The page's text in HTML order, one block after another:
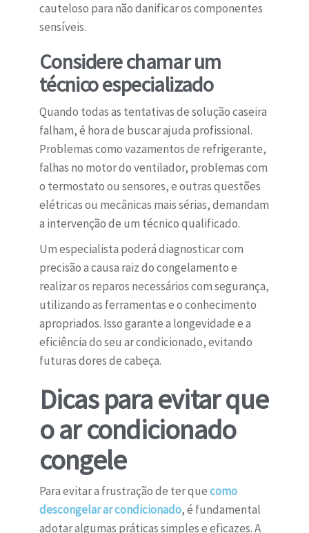
cauteloso para não danificar os componentes
sensíveis.
Considere chamar um
técnico especializado
Quando todas as tentativas de solução caseira
falham, é hora de buscar ajuda profissional.
Problemas como vazamentos de refrigerante,
falhas no motor do ventilador, problemas com
o termostato ou sensores, e outras questões
elétricas ou mecânicas mais sérias, demandam
a intervenção de um técnico qualificado.
Um especialista poderá diagnosticar com
precisão a causa raiz do congelamento e
realizar os reparos necessários com segurança,
utilizando as ferramentas e o conhecimento
apropriados. Isso garante a longevidade e a
eficiência do seu ar condicionado, evitando
futuras dores de cabeça.
Dicas para evitar que
o ar condicionado
congele
Para evitar a frustração de ter quecomo
descongelar ar condicionado, é fundamental
adotar algumas práticas simples e eficazes. A